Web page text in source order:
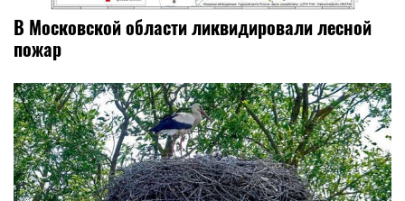
В Московской области ликвидировали лесной
пожар